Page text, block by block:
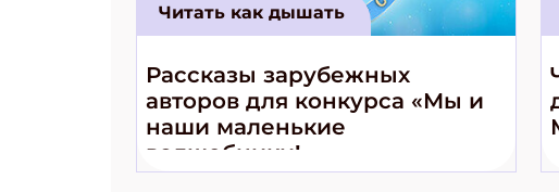
Читать как дышать
Рассказы зарубежных
авторов для конкурса «Мы и
наши маленькие
волшебники!»